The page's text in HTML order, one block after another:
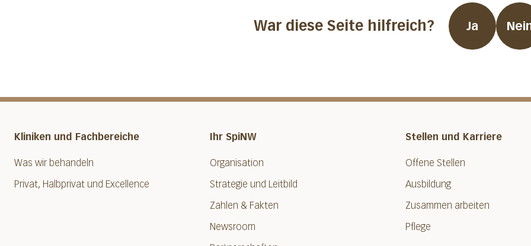
War diese Seite hilfreich? Ja
Kliniken und Fachbereiche
Was wir behandeln
Privat, Halbprivat und Excellence
Ihr SpiNW
Organisation
Strategie und Leitbild
Zahlen & Fakten
Newsroom
Stellen und Karriere
Offene Stellen
Ausbildung
Zusammen arbeiten
Pflege